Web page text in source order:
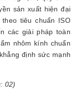
sản xuất hiện đại
tiêu chuẩn ISO
các giải pháp toàn
nhôm kính chuẩn
định sức mạnh
02)